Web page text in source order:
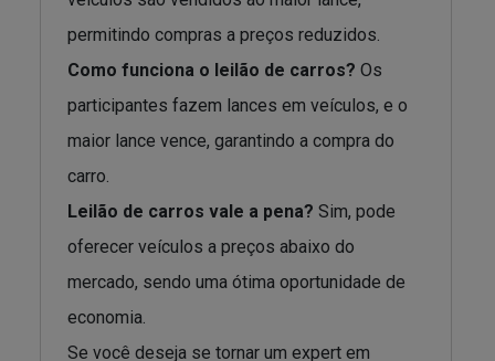
permitindo compras a preços reduzidos.
Como funciona o leilão de carros? Os
participantes fazem lances em veículos, e o
maior lance vence, garantindo a compra do
carro.
Leilão de carros vale a pena? Sim, pode
oferecer veículos a preços abaixo do
mercado, sendo uma ótima oportunidade de
economia.
Se você deseja se tornar um expert em